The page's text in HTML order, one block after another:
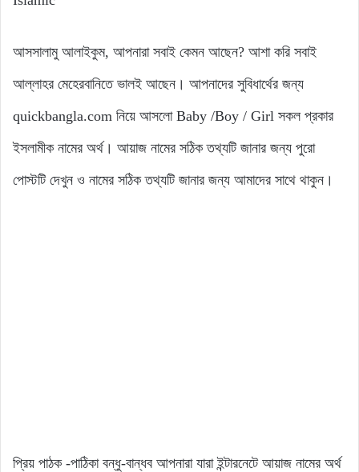
আসসালামু আলাইকুম, আপনারা সবাই কেমন আছেন? আশা করি সবাই
আল্লাহর মেহেরবানিতে ভালই আছেন। আপনাদের সুবিধার্থের জন্য
quickbangla.com নিয়ে আসলো Baby /Boy / Girl সকল প্রকার
ইসলামীক নামের অর্থ। আয়াজ নামের সঠিক তথ্যটি জানার জন্য পুরো
পোস্টটি দেখুন ও নামের সঠিক তথ্যটি জানার জন্য আমাদের সাথে থাকুন।
প্রিয় পাঠক -পাঠিকা বন্ধু-বান্ধব আপনারা যারা ইন্টারনেটে আয়াজ নামের অর্থ